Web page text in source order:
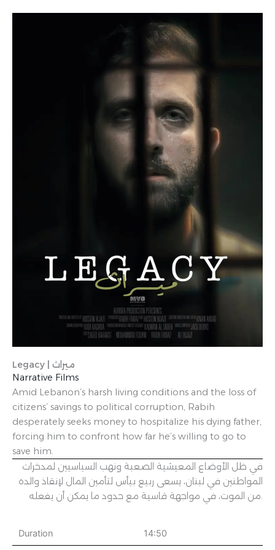
Legacy | ميراث
Narrative Films
Amid Lebanon’s harsh living conditions and the loss of
citizens’ savings to political corruption, Rabih
desperately seeks money to hospitalize his dying father,
forcing him to confront how far he’s willing to go to
save him.
في ظل الأوضاع المعيشية الصعبة ونهب السياسيين لمدخرات
المواطنين في لبنان، يسعى ربيع بيأس لتأمين المال لإنقاذ والده
من الموت، في مواجهة قاسية مع حدود ما يمكن أن يفعله.
Duration 14:50